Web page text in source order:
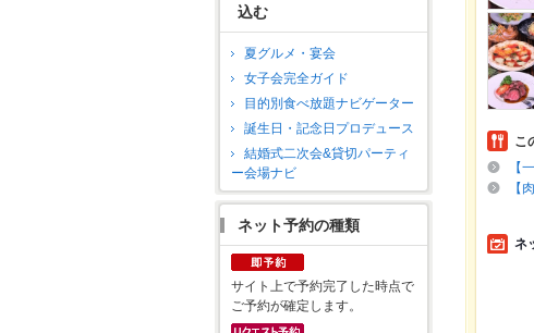
込む
夏グルメ・宴会
女子会完全ガイド
目的別食べ放題ナビゲーター
誕生日・記念日プロデュース
結婚式二次会&貸切パーティ
ー会場ナビ
ネット予約の種類
サイト上で予約完了した時点で
ご予約が確定します。
こ
【
【
ネ